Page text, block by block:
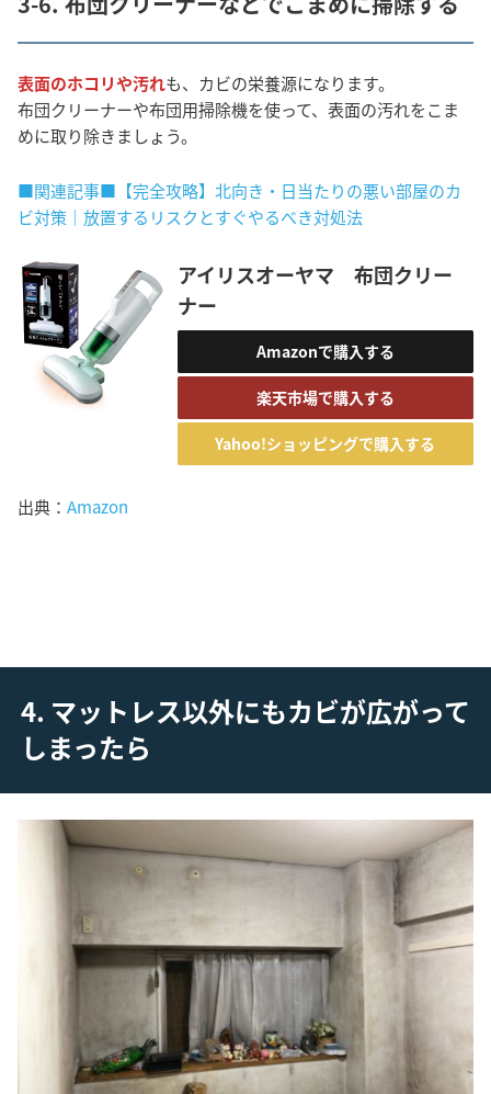
表面のホコリや汚れも、カビの栄養源になります。
布団クリーナーや布団用掃除機を使って、表面の汚れをこま
めに取り除きましょう。
■関連記事■【完全攻略】北向き・日当たりの悪い部屋のカ
ビ対策｜放置するリスクとすぐやるべき対処法
アイリスオーヤマ 布団クリー
ナー
Amazonで購入する
楽天市場で購入する
Yahoo!ショッピングで購入する
出典： Amazon
4. マットレス以外にもカビが広がって
しまったら